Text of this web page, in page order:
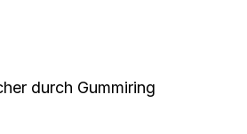
durch Gummiring